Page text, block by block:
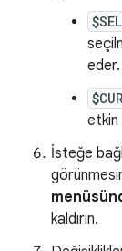
eder.
etkin
İsteğe
kaldırın.